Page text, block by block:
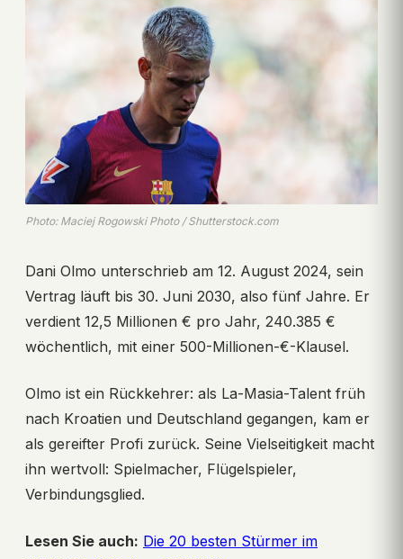
Photo: Maciej Rogowski Photo / Shutterstock.com
Dani Olmo unterschrieb am 12. August 2024, sein
Vertrag läuft bis 30. Juni 2030, also fünf Jahre. Er
verdient 12,5 Millionen € pro Jahr, 240.385 €
wöchentlich, mit einer 500-Millionen-€-Klausel.
Olmo ist ein Rückkehrer: als La-Masia-Talent früh
nach Kroatien und Deutschland gegangen, kam er
als gereifter Profi zurück. Seine Vielseitigkeit macht
ihn wertvoll: Spielmacher, Flügelspieler,
Verbindungsglied.
Lesen Sie auch: Die 20 besten Stürmer im